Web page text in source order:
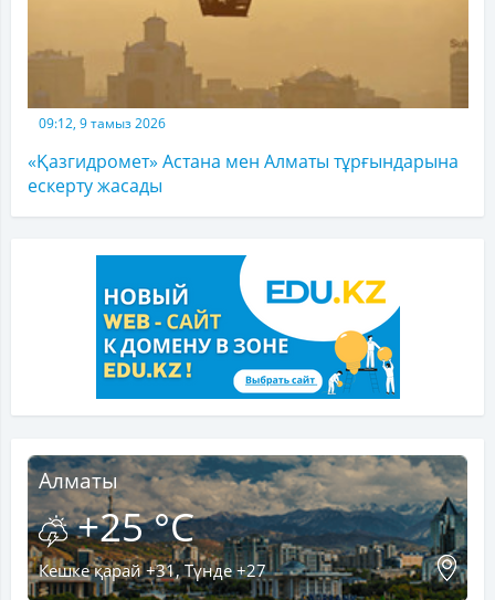
09:12, 9 тамыз 2026
«Қазгидромет» Астана мен Алматы тұрғындарына
ескерту жасады
Алматы
+25 °C
Кешке қарай +31, Түнде +27